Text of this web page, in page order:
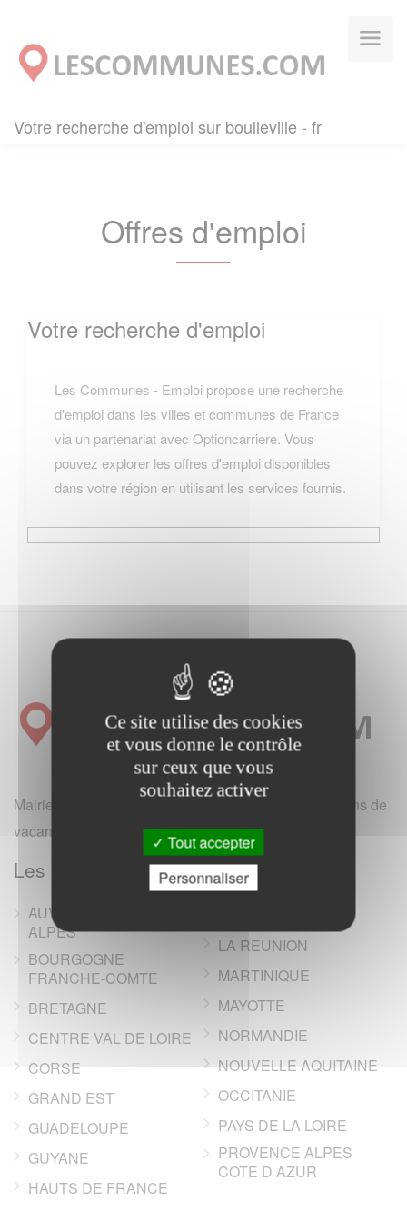
Votre recherche d'emploi sur boulleville - fr
Offres d'emploi
Votre recherche d'emploi
Les Communes - Emploi propose une recherche
d'emploi dans les villes et communes de France
via un partenariat avec Optioncarriere. Vous
pouvez explorer les offres d'emploi disponibles
dans votre région en utilisant les services fournis.
Mairie et office de tourisme de France (hotels, locations de
vacances, campings, annonces immobilieres).
Les regions de France
AUVERGNE RHONE-
ALPES
BOURGOGNE
FRANCHE-COMTE
BRETAGNE
CENTRE VAL DE LOIRE
CORSE
GRAND EST
GUADELOUPE
GUYANE
HAUTS DE FRANCE
LA REUNION
MARTINIQUE
MAYOTTE
NORMANDIE
NOUVELLE AQUITAINE
OCCITANIE
PAYS DE LA LOIRE
PROVENCE ALPES
COTE D AZUR
Ce site utilise des cookies
et vous donne le contrôle
sur ceux que vous
souhaitez activer
Tout accepter
Personnaliser